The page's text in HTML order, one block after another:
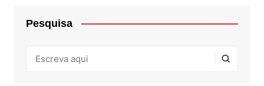
Pesquisa